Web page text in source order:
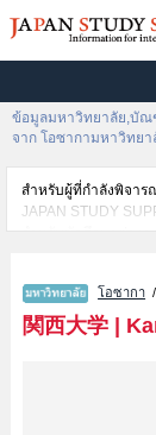
ข้อมูลมหาวิทยาลัย,บัณ
จาก โอซากามหาวิทยา
สำหรับผู้ที่กำลังพิจาร
JAPAN STUDY
สำหรับนักศึกษาต่างช
and Cultural
คณะLawหรือคณะ
คณะSociologyหรือค
คณะEngineering
Engineeringหรือคณ
สำหรับผู้ที่ต้องการค้
โอซากา
関西大学|